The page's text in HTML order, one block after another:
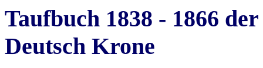
Taufbuch 1838 - 1866
Deutsch Krone